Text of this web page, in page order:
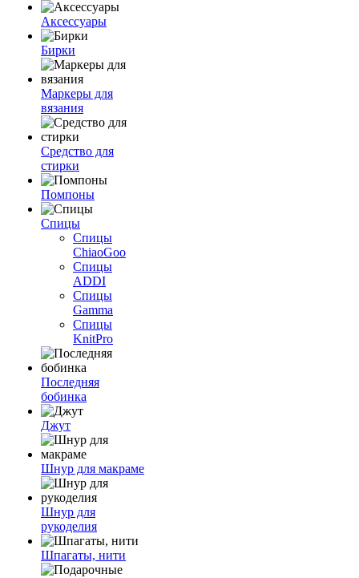
Аксессуары
Бирки
Маркеры для
вязания
Средство для
стирки
Помпоны
Спицы
Спицы
ChiaoGoo
Спицы
ADDI
Спицы
Gamma
Спицы
KnitPro
Последняя
бобинка
Джут
Шнур для макраме
Шнур для
рукоделия
Шпагаты, нити